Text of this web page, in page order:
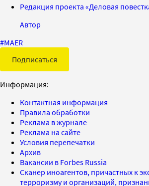
Редакция проекта «Деловая
Автор
#MAER
Подписаться
Информация:
Контактная информация
Правила обработки
Реклама в журнале
Реклама на сайте
Условия перепечатки
Архив
Вакансии в Forbes Russia
Сканер иноагентов, причастных к
терроризму и организаций,